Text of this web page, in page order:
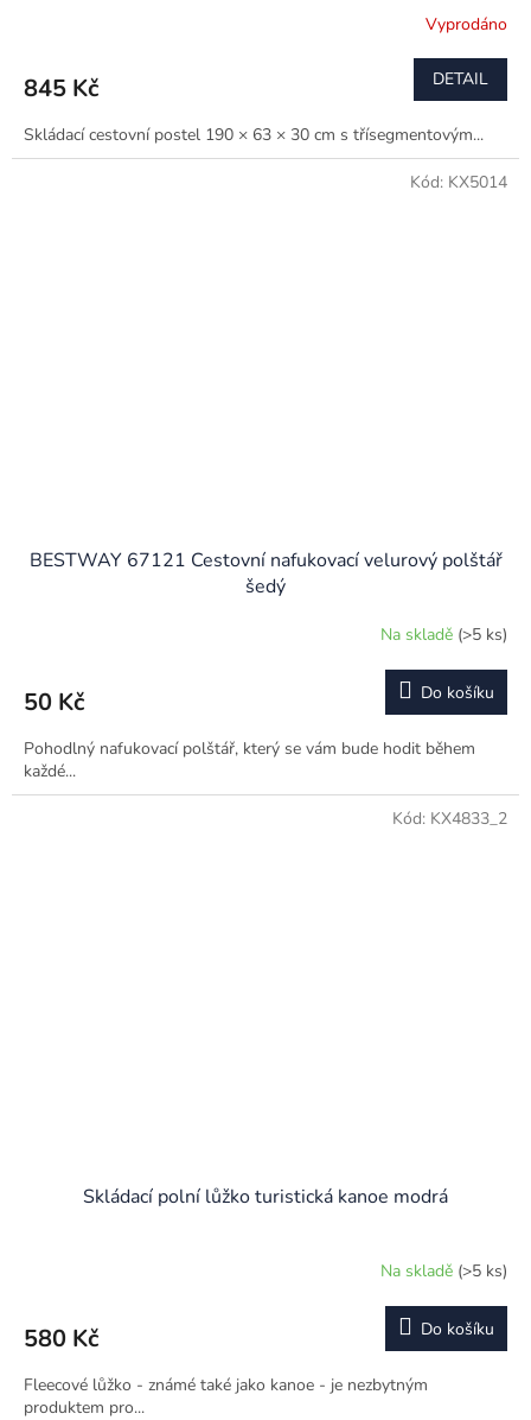
Vyprodáno
845 Kč DETAIL
Skládací cestovní postel 190 × 63 × 30 cm s třísegmentovým...
BESTWAY 67121 Cestovní nafukovací velurový polštář
šedý
Na skladě (>5 ks)
50 Kč Do košíku
Pohodlný nafukovací polštář, který se vám bude hodit během
každé...
Kód: KX5014
Skládací polní lůžko turistická kanoe modrá
Na skladě (>5 ks)
580 Kč Do košíku
Fleecové lůžko - známé také jako kanoe - je nezbytným
produktem pro...
Kód: KX4833_2